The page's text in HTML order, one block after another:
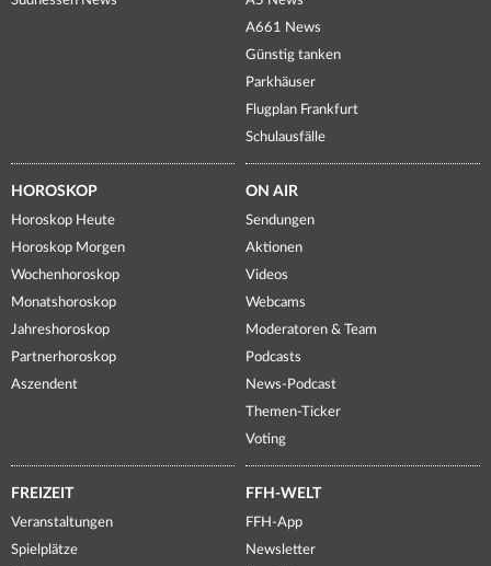
A661 News
Günstig tanken
Parkhäuser
Flugplan Frankfurt
Schulausfälle
HOROSKOP
Horoskop Heute
Horoskop Morgen
Wochenhoroskop
Monatshoroskop
Jahreshoroskop
Partnerhoroskop
Aszendent
ON AIR
Sendungen
Aktionen
Videos
Webcams
Moderatoren & Team
Podcasts
News-Podcast
Themen-Ticker
Voting
FREIZEIT
Veranstaltungen
Spielplätze
FFH-WELT
FFH-App
Newsletter